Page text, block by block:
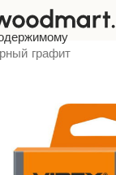
/
графит